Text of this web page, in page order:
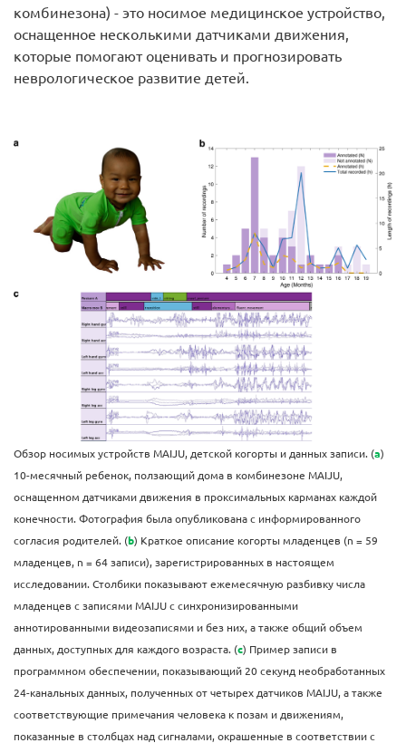
комбинезона) - это носимое медицинское устройство,
оснащенное несколькими датчиками движения,
которые помогают оценивать и прогнозировать
неврологическое развитие детей.
Обзор носимых устройств MAIJU, детской когорты и данных записи. (а)
10-месячный ребенок, ползающий дома в комбинезоне MAIJU,
оснащенном датчиками движения в проксимальных карманах каждой
конечности. Фотография была опубликована с информированного
согласия родителей. (b) Краткое описание когорты младенцев (n = 59
младенцев, n = 64 записи), зарегистрированных в настоящем
исследовании. Столбики показывают ежемесячную разбивку числа
младенцев с записями MAIJU с синхронизированными
аннотированными видеозаписями и без них, а также общий объем
данных, доступных для каждого возраста. (c) Пример записи в
программном обеспечении, показывающий 20 секунд необработанных
24-канальных данных, полученных от четырех датчиков MAIJU, а также
соответствующие примечания человека к позам и движениям,
показанные в столбцах над сигналами, окрашенные в соответствии с